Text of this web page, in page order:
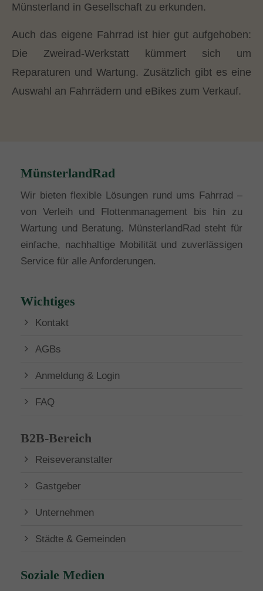
Münsterland in Gesellschaft zu erkunden.
Auch das eigene Fahrrad ist hier gut aufgehoben:
Die Zweirad-Werkstatt kümmert sich um
Reparaturen und Wartung. Zusätzlich gibt es eine
Auswahl an Fahrrädern und eBikes zum Verkauf.
MünsterlandRad
Wir bieten flexible Lösungen rund ums Fahrrad –
von Verleih und Flottenmanagement bis hin zu
Wartung und Beratung. MünsterlandRad steht für
einfache, nachhaltige Mobilität und zuverlässigen
Service für alle Anforderungen.
Wichtiges
Kontakt
AGBs
Anmeldung & Login
FAQ
B2B-Bereich
Reiseveranstalter
Gastgeber
Unternehmen
Städte & Gemeinden
Soziale Medien